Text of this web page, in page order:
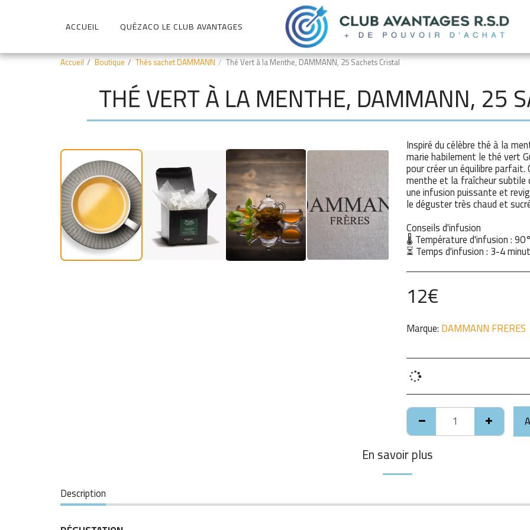
ACCUEIL QUÉZACO LE CLUB AVANTAGES
Accueil Boutique Thés sachet DAMMANN Thé Vert à la Menthe, DAMMANN, 25 Sachets Cristal
THÉ VERT À LA MENTHE, DAMMANN, 25
-28.5% Adhérent
Inspiré du célèbre thé à la
marie habilement le thé vert
pour créer un équilibre
menthe et la fraîcheur subtile
une infusion puissante et
le déguster très chaud et
Conseils d'infusion
🌡 Température d'infusion :
⏳ Temps d'infusion : 3-4
12€
Marque: DAMMANN FRERES
En savoir plus
Description